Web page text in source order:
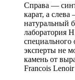
Cправа —
карат, а
натуральный
лаборатория
специального
эксперты не
камень от
Francois